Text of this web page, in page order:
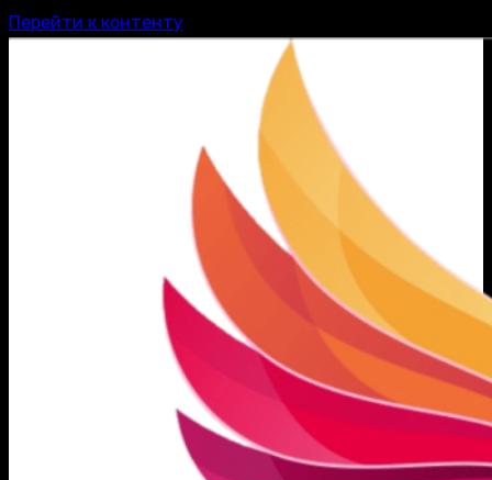
Перейти к контенту